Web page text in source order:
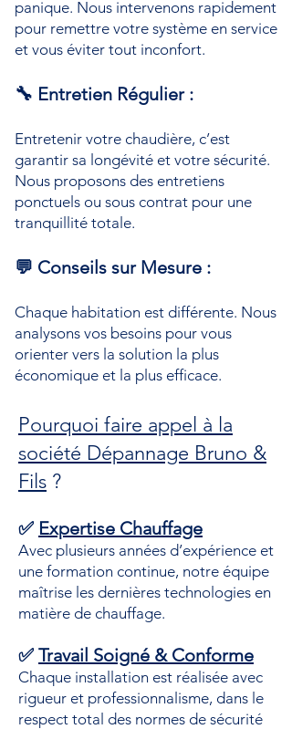
panique. Nous intervenons rapidement
pour remettre votre système en service
et vous éviter tout inconfort.
🔧 Entretien Régulier :
Entretenir votre chaudière, c’est
garantir sa longévité et votre sécurité.
Nous proposons des entretiens
ponctuels ou sous contrat pour une
tranquillité totale.
💬 Conseils sur Mesure :
Chaque habitation est différente. Nous
analysons vos besoins pour vous
orienter vers la solution la plus
économique et la plus efficace.
Pourquoi faire appel à la
société Dépannage Bruno &
Fils ?
✅ Expertise Chauffage
Avec plusieurs années d’expérience et
une formation continue, notre équipe
maîtrise les dernières technologies en
matière de chauffage.
✅ Travail Soigné & Conforme
Chaque installation est réalisée avec
rigueur et professionnalisme, dans le
respect total des normes de sécurité